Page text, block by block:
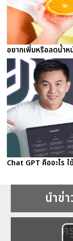
อยากเพิ่มหรือลดน้ำห
Chat GPT คืออะไร
นำข่
ค